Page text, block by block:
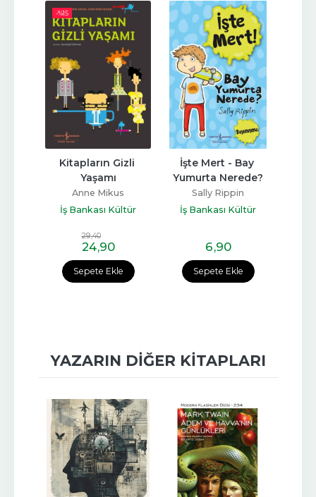
-%15
Sepete Ekle
Kitapların Gizli
Yaşamı
Anne Mikus
İş Bankası Kültür
29,40
24,90
Sepete Ekle
İşte Mert - Bay
Yumurta Nerede?
Sally Rippin
İş Bankası Kültür
6,90
YAZARIN DIĞER KITAPLARI